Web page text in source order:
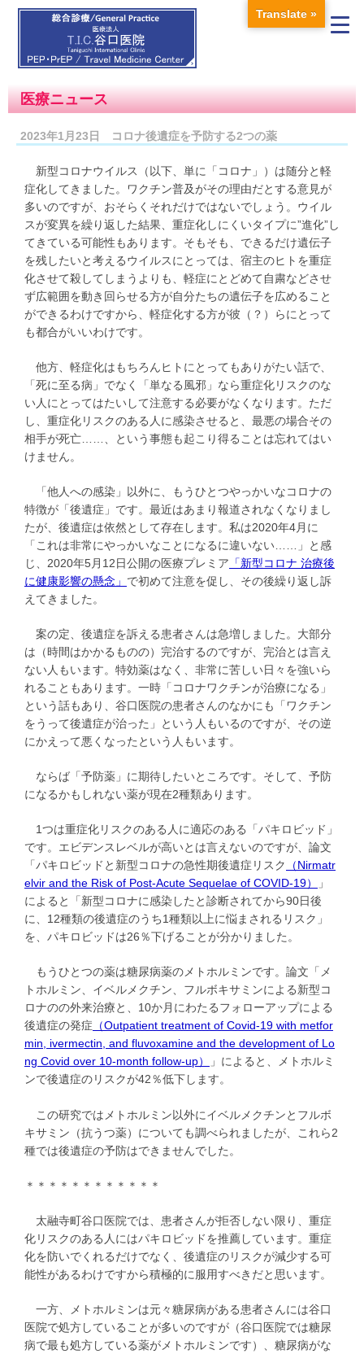
医療ニュース
2023年1月23日 コロナ後遺症を予防する2つの薬
新型コロナウイルス（以下、単に「コロナ」）は随分と軽
症化してきました。ワクチン普及がその理由だとする意見が
多いのですが、おそらくそれだけではないでしょう。ウイル
スが変異を繰り返した結果、重症化しにくいタイプに”進化”し
てきている可能性もあります。そもそも、できるだけ遺伝子
を残したいと考えるウイルスにとっては、宿主のヒトを重症
化させて殺してしまうよりも、軽症にとどめて自粛などさせ
ず広範囲を動き回らせる方が自分たちの遺伝子を広めること
ができるわけですから、軽症化する方が彼（？）らにとって
も都合がいいわけです。
他方、軽症化はもちろんヒトにとってもありがたい話で、
「死に至る病」でなく「単なる風邪」なら重症化リスクのな
い人にとってはたいして注意する必要がなくなります。ただ
し、重症化リスクのある人に感染させると、最悪の場合その
相手が死亡……、という事態も起こり得ることは忘れてはい
けません。
「他人への感染」以外に、もうひとつやっかいなコロナの
特徴が「後遺症」です。最近はあまり報道されなくなりまし
たが、後遺症は依然として存在します。私は2020年4月に
「これは非常にやっかいなことになるに違いない……」と感
じ、2020年5月12日公開の医療プレミア 「新型コロナ 治療後
に健康影響の懸念」 で初めて注意を促し、その後繰り返し訴
えてきました。
案の定、後遺症を訴える患者さんは急増しました。大部分
は（時間はかかるものの）完治するのですが、完治とは言え
ない人もいます。特効薬はなく、非常に苦しい日々を強いら
れることもあります。一時「コロナワクチンが治療になる」
という話もあり、谷口医院の患者さんのなかにも「ワクチン
をうって後遺症が治った」という人もいるのですが、その逆
にかえって悪くなったという人もいます。
ならば「予防薬」に期待したいところです。そして、予防
になるかもしれない薬が現在2種類あります。
1つは重症化リスクのある人に適応のある「パキロビッド」
です。エビデンスレベルが高いとは言えないのですが、論文
「パキロビッドと新型コロナの急性期後遺症リスク
（Nirmatr
elvir and the Risk of Post-Acute Sequelae of COVID-19）
」
によると「新型コロナに感染したと診断されてから90日後
に、12種類の後遺症のうち1種類以上に悩まされるリスク」
を、パキロビッドは26％下げることが分かりました。
もうひとつの薬は糖尿病薬のメトホルミンです。論文「メ
トホルミン、イベルメクチン、フルボキサミンによる新型コ
ロナのの外来治療と、10か月にわたるフォローアップによる
後遺症の発症 （Outpatient treatment of Covid-19 with metfor
min, ivermectin, and fluvoxamine and the development of Lo
ng Covid over 10-month follow-up）
」によると、メトホルミ
ンで後遺症のリスクが42％低下します。
この研究ではメトホルミン以外にイベルメクチンとフルボ
キサミン（抗うつ薬）についても調べられましたが、これら2
種では後遺症の予防はできませんでした。
＊＊＊＊＊＊＊＊＊＊＊＊
太融寺町谷口医院では、患者さんが拒否しない限り、重症
化リスクのある人にはパキロビッドを推薦しています。重症
化を防いでくれるだけでなく、後遺症のリスクが減少する可
能性があるわけですから積極的に服用すべきだと思います。
一方、メトホルミンは元々糖尿病がある患者さんには谷口
医院で処方していることが多いのですが（谷口医院では糖尿
病で最も処方している薬がメトホルミンです）、糖尿病がな
Translate »